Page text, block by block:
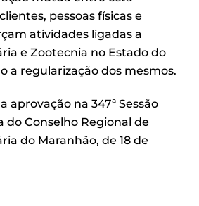
pessoas físicas e
atividades ligadas a
e Zootecnia no Estado do
a regularização dos mesmos.
aprovação na 347ª Sessão
do Conselho Regional de
do Maranhão, de 18 de